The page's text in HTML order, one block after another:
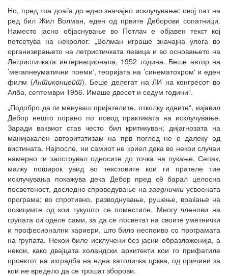
Но, пред тоа доаѓа до едно значајно исклучување: овој пат на
ред бил Жил Волман, еден од првите Деборови сопатници.
Наместо јасно објаснување во Потлач е објавен текст кој
потсетува на некролог: „Волман играше значајна улога во
организирањето на летристичката левица и во основањето на
Летристичката интернационала, 1952 година. Беше автор на
’мегапнеуматични поеми‘, теоријата на ’синематохром‘ и еден
филм (Антиконцепт). Беше делегат на ЛИ на конгресот во
Алба, септември 1956. Имаше двесет и седум години“.
„Подобро да ги менуваш пријателите, отколку идеите“, изјавил
Дебор нешто порано по повод практиката на исклучување.
Заради ваквиот став често бил критикуван; дијагнозата на
манијакален авторитатизам на прв поглед не е далеку од
вистината. Најпосле, ни самиот не криел дека во некои случаи
намерно ги заострувал односите до точка на пукање. Сепак,
малку поширок увид во текстовите кои ги прателе тие
исклучувања покажува дека Дебор пред сè барал целосна
посветеност, доследно спроведување назаеднички усвоената
програма; во спротивно, разводнување, рушење, враќање на
позициите од кои тукушто се поместиле. Многу членови на
групата си оделе сами, за да се посветат на своите уметнички
и професионални кариери, што било неспоиво со програмата
на групата. Некои биле исклучени без јасни образложенија, а
некои, како двајцата холандски архитекти кои го прифатиле
проектот на изградба на една католичка црква, од причини за
кои не вредело да се трошат зборови.